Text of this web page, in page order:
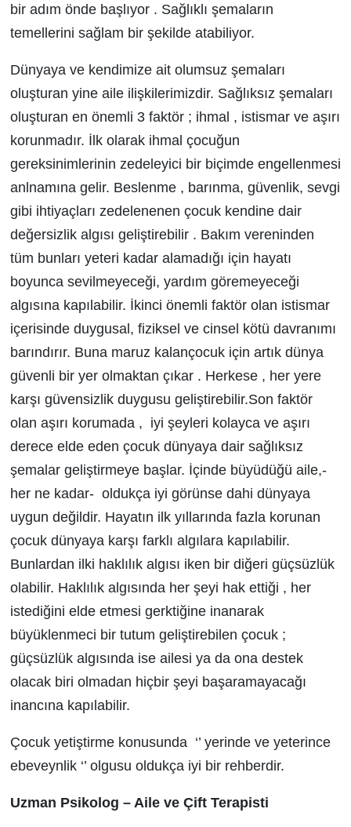
bir adım önde başlıyor . Sağlıklı şemaların
temellerini sağlam bir şekilde atabiliyor.
Dünyaya ve kendimize ait olumsuz şemaları
oluşturan yine aile ilişkilerimizdir. Sağlıksız şemaları
oluşturan en önemli 3 faktör ; ihmal , istismar ve aşırı
korunmadır. İlk olarak ihmal çocuğun
gereksinimlerinin zedeleyici bir biçimde engellenmesi
anlnamına gelir. Beslenme , barınma, güvenlik, sevgi
gibi ihtiyaçları zedelenenen çocuk kendine dair
değersizlik algısı geliştirebilir . Bakım vereninden
tüm bunları yeteri kadar alamadığı için hayatı
boyunca sevilmeyeceği, yardım göremeyeceği
algısına kapılabilir. İkinci önemli faktör olan istismar
içerisinde duygusal, fiziksel ve cinsel kötü davranımı
barındırır. Buna maruz kalançocuk için artık dünya
güvenli bir yer olmaktan çıkar . Herkese , her yere
karşı güvensizlik duygusu geliştirebilir.Son faktör
olan aşırı korumada , iyi şeyleri kolayca ve aşırı
derece elde eden çocuk dünyaya dair sağlıksız
şemalar geliştirmeye başlar. İçinde büyüdüğü aile,-
her ne kadar- oldukça iyi görünse dahi dünyaya
uygun değildir. Hayatın ilk yıllarında fazla korunan
çocuk dünyaya karşı farklı algılara kapılabilir.
Bunlardan ilki haklılık algısı iken bir diğeri güçsüzlük
olabilir. Haklılık algısında her şeyi hak ettiği , her
istediğini elde etmesi gerktiğine inanarak
büyüklenmeci bir tutum geliştirebilen çocuk ;
güçsüzlük algısında ise ailesi ya da ona destek
olacak biri olmadan hiçbir şeyi başaramayacağı
inancına kapılabilir.
Çocuk yetiştirme konusunda ‘’ yerinde ve yeterince
ebeveynlik ‘’ olgusu oldukça iyi bir rehberdir.
Uzman Psikolog – Aile ve Çift Terapisti